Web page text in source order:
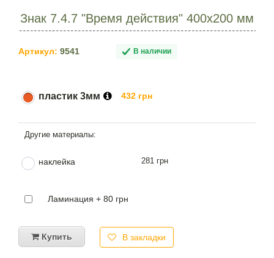
Знак 7.4.7 "Время действия" 400х200 мм
Артикул: 9541 В наличии
пластик 3мм 432 грн
наклейка 281 грн
Ламинация + 80 грн
Купить В закладки